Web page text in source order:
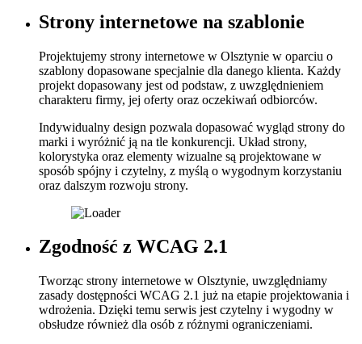
Strony internetowe na szablonie
Projektujemy strony internetowe w Olsztynie w oparciu o
szablony dopasowane specjalnie dla danego klienta. Każdy
projekt dopasowany jest od podstaw, z uwzględnieniem
charakteru firmy, jej oferty oraz oczekiwań odbiorców.
Indywidualny design pozwala dopasować wygląd strony do
marki i wyróżnić ją na tle konkurencji. Układ strony,
kolorystyka oraz elementy wizualne są projektowane w
sposób spójny i czytelny, z myślą o wygodnym korzystaniu
oraz dalszym rozwoju strony.
Zgodność z WCAG 2.1
Tworząc strony internetowe w Olsztynie, uwzględniamy
zasady dostępności WCAG 2.1 już na etapie projektowania i
wdrożenia. Dzięki temu serwis jest czytelny i wygodny w
obsłudze również dla osób z różnymi ograniczeniami.